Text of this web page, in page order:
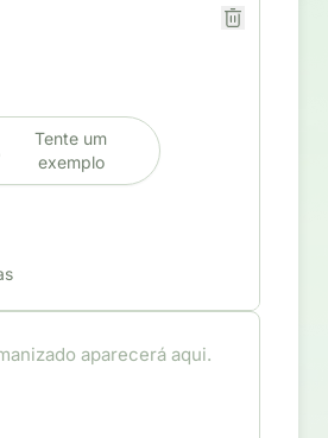
Tente um
exemplo
aparecerá aqui.